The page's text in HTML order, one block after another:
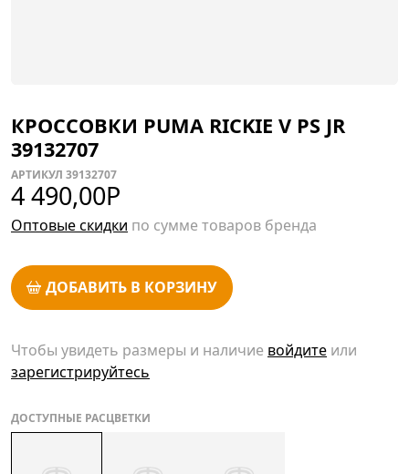
КРОССОВКИ PUMA RICKIE V PS JR
39132707
АРТИКУЛ 39132707
4 490,00Р
Оптовые скидки по сумме товаров бренда
ДОБАВИТЬ В КОРЗИНУ
Чтобы увидеть размеры и наличие войдите или
зарегистрируйтесь
ДОСТУПНЫЕ РАСЦВЕТКИ